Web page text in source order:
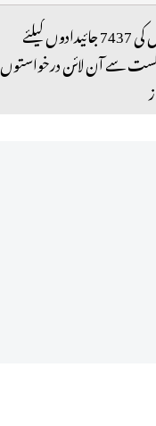
پولیس کی 7437 جائیدادوں کیلئے
سے آن لائن درخواستوں